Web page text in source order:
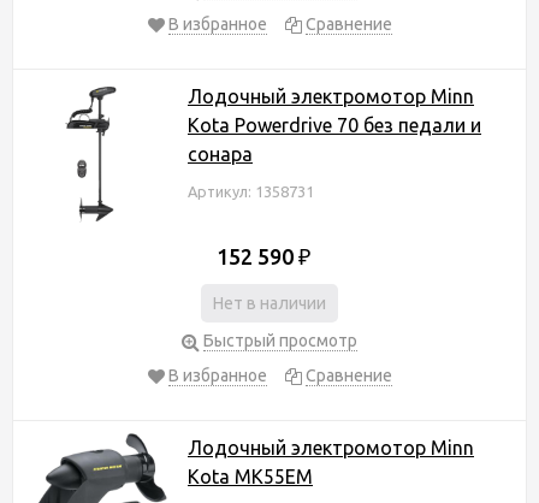
В избранное
Сравнение
Лодочный электромотор Minn
Kota Powerdrive 70 без педали и
сонара
Артикул: 1358731
152 590 ₽
Нет в наличии
Быстрый просмотр
В избранное
Сравнение
Лодочный электромотор Minn
Kota MK55EM